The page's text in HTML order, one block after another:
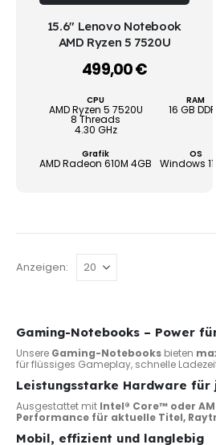
WÄHLEN
auf
der
15.6" Lenovo Notebook
AMD Ryzen 5 7520U
499,00€
CPU
AMD Ryzen 5 7520U
8 Threads
4.30 GHz
RAM
16 GB DDR5
Grafik
AMD Radeon 610M 4GB
OS
Windows 11
Anzeigen:
Gaming-Notebooks – Power
Unsere Gaming-Notebooks bieten
für flüssiges Gameplay, schnelle
Leistungsstarke Hardware für
Ausgestattet mit Intel® Core™ oder
Performance für aktuelle Titel,
Mobil, effizient und langlebig